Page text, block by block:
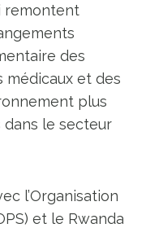
remontent
des
médicaux et des
plus
le secteur
l’Organisation
et le Rwanda